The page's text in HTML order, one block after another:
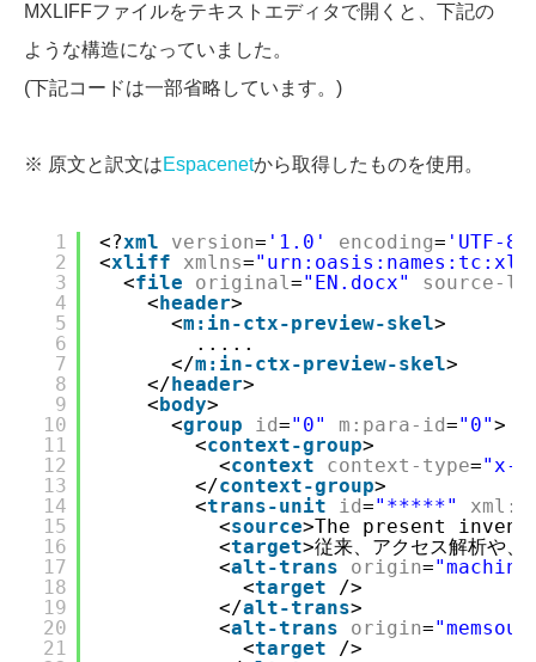
MXLIFFファイルをテキストエディタで開くと、下記の
ような構造になっていました。
(下記コードは一部省略しています。)
※ 原文と訳文はEspacenetから取得したものを使用。
1
2
3
4
5
6
7
8
9
10
11
12
13
14
15
16
17
18
19
20
21
<?xml version= '1.0' encoding= 'UTF-8'
<xliff xmlns=
<file original="EN.docx"
source-
<header>
<m:in-ctx-preview-skel>
.....
</m:in-ctx-preview-skel>
</header>
<body>
<group id="0" m:para-id="0">
<context-group>
<context context-type="x-
</context-group>
<trans-unit id="*****"
<source>The present
<target>従来、アクセス解析や
<alt-trans origin=
<target
/>
</alt-trans>
<alt-trans origin=
<target
/>